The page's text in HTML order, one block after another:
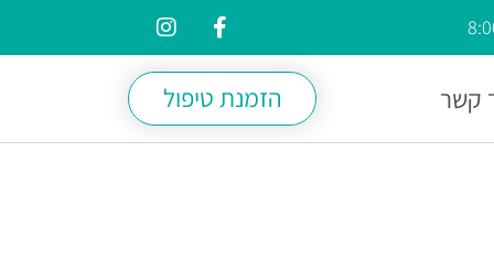
קשר הזמנת טיפול